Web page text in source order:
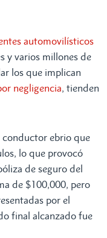
automovilísticos
y varios millones de
los que implican
negligencia, tienden
conductor ebrio que
lo que provocó
de seguro del
de $100,000, pero
por el
final alcanzado fue